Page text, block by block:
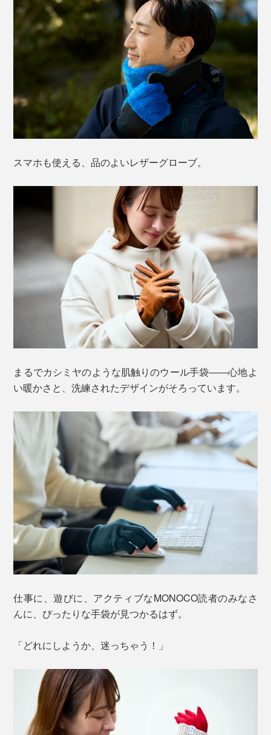
スマホも使える、品のよいレザーグローブ。
まるでカシミヤのような肌触りのウール手袋――心地よ
い暖かさと、洗練されたデザインがそろっています。
仕事に、遊びに、アクティブなMONOCO読者のみなさ
んに、ぴったりな手袋が見つかるはず。
「どれにしようか、迷っちゃう！」